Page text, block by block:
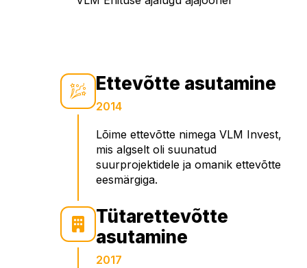
Ettevõtte asutamine
2014
Lõime ettevõtte nimega VLM Invest,
mis algselt oli suunatud
suurprojektidele ja omanik ettevõtte
eesmärgiga.
Tütarettevõtte
asutamine
2017